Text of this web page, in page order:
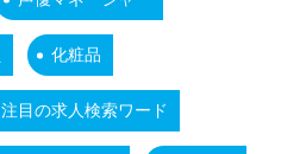
化粧品
注目の求人検索ワード